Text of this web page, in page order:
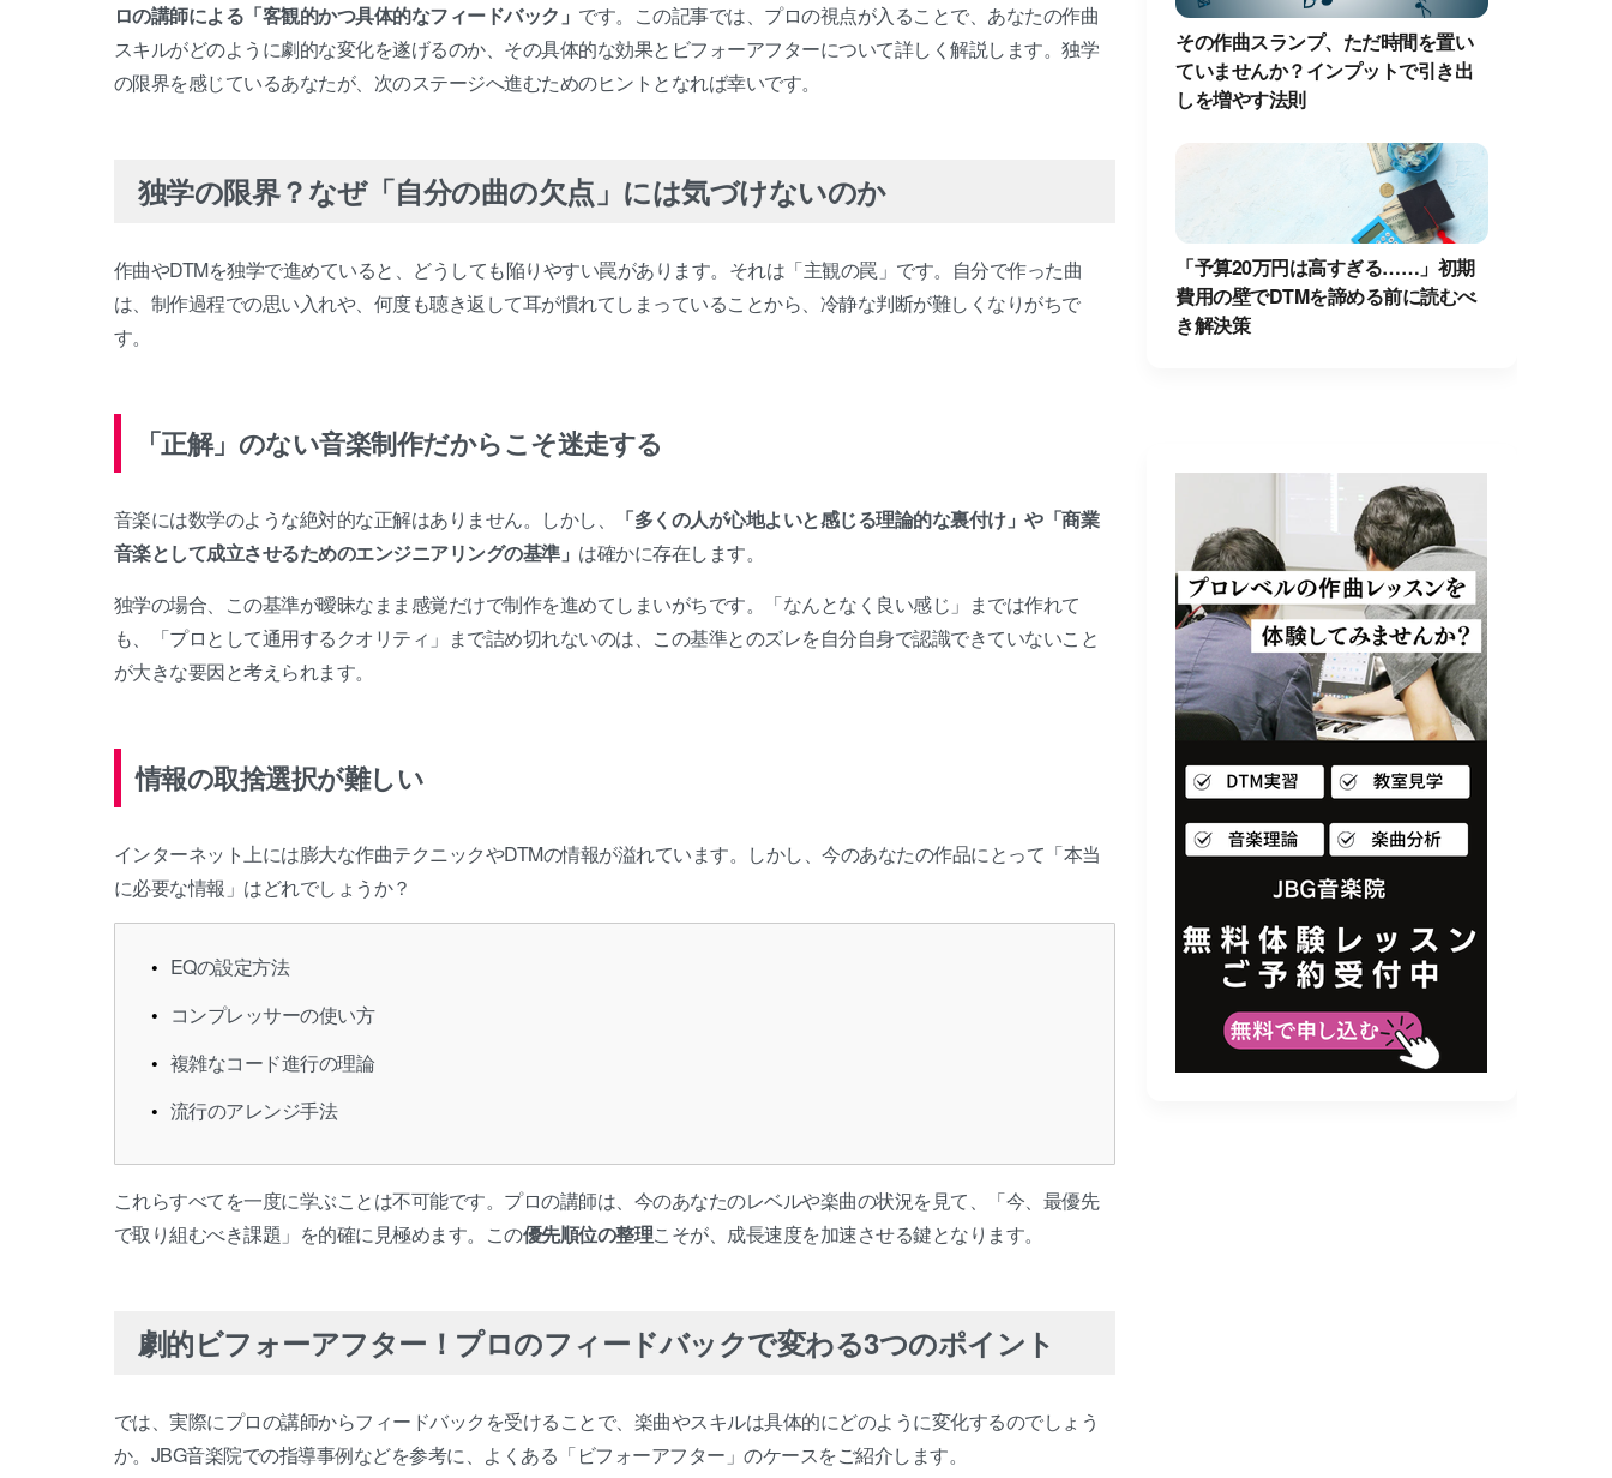
ロの講師による「客観的かつ具体的なフィードバック」 です。この記事では、プロの視点が入ることで、あなたの作曲
スキルがどのように劇的な変化を遂げるのか、その具体的な効果とビフォーアフターについて詳しく解説します。独学
の限界を感じているあなたが、次のステージへ進むためのヒントとなれば幸いです。
独学の限界？なぜ「自分の曲の欠点」には気づけないのか
作曲やDTMを独学で進めていると、どうしても陥りやすい罠があります。それは「主観の罠」です。自分で作った曲
は、制作過程での思い入れや、何度も聴き返して耳が慣れてしまっていることから、冷静な判断が難しくなりがちで
す。
「正解」のない音楽制作だからこそ迷走する
音楽には数学のような絶対的な正解はありません。しかし、
「多くの人が心地よいと感じる理論的な裏付け」や「商業
音楽として成立させるためのエンジニアリングの基準」 は確かに存在します。
独学の場合、この基準が曖昧なまま感覚だけで制作を進めてしまいがちです。「なんとなく良い感じ」までは作れて
も、「プロとして通用するクオリティ」まで詰め切れないのは、この基準とのズレを自分自身で認識できていないこと
が大きな要因と考えられます。
情報の取捨選択が難しい
インターネット上には膨大な作曲テクニックやDTMの情報が溢れています。しかし、今のあなたの作品にとって「本当
に必要な情報」はどれでしょうか？
EQの設定方法
コンプレッサーの使い方
複雑なコード進行の理論
流行のアレンジ手法
これらすべてを一度に学ぶことは不可能です。プロの講師は、今のあなたのレベルや楽曲の状況を見て、「今、最優先
で取り組むべき課題」を的確に見極めます。この優先順位の整理こそが、成長速度を加速させる鍵となります。
劇的ビフォーアフター！プロのフィードバックで変わる3つのポイント
では、実際にプロの講師からフィードバックを受けることで、楽曲やスキルは具体的にどのように変化するのでしょう
か。JBG音楽院での指導事例などを参考に、よくある「ビフォーアフター」のケースをご紹介します。
その作曲スランプ、ただ時間を置い
ていませんか？インプットで引き出
しを増やす法則
「予算20万円は高すぎる……」初期
費用の壁でDTMを諦める前に読むべ
き解決策